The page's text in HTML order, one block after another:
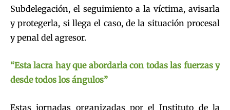
Subdelegación, el seguimiento a la víctima, avisarla
y protegerla, si llega el caso, de la situación procesal
y penal del agresor.
“Esta lacra hay que abordarla con todas las fuerzas y
desde todos los ángulos”
Estas jornadas organizadas por el Instituto de la